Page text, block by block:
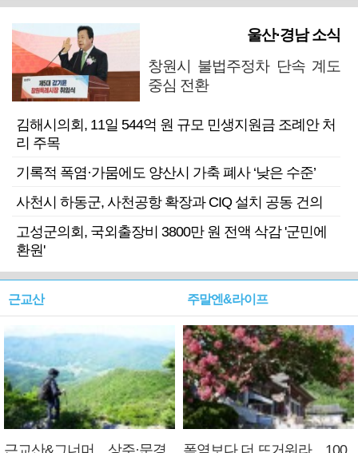
울산·경남 소식
창원시 불법주정차 단속 계도
중심 전환
김해시의회, 11일 544억 원 규모 민생지원금 조례안 처
리 주목
기록적 폭염·가뭄에도 양산시 가축 폐사 ‘낮은 수준’
사천시 하동군, 사천공항 확장과 CIQ 설치 공동 건의
고성군의회, 국외출장비 3800만 원 전액 삭감 '군민에
환원'
근교산 주말엔&라이프